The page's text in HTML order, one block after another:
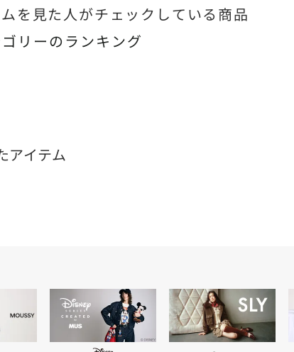
を見た人がチェックしている商品
リーのランキング
アイテム